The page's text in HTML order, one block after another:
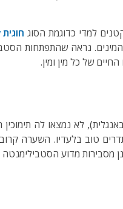
למדי כדוגמת הסוג חוגית
נראה שהתפתחות
של כל מין ומין.
לא נמצאו לה
טוב בלעדיו.
מדוע הסטבילימנטה